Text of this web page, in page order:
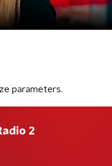
parameters.
2